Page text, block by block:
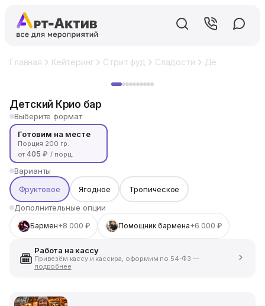
Главная Кейтеринг Стрит фуд Сладости Детский Крио
Детский Крио бар
Выберите формат
Готовим на месте
Порция 200 гр.
от405 ₽ / порц.
Варианты
Фруктовое
Ягодное
Тропическое
Дополнительные опции
Бармен+8 000 ₽ Помощник бармена+6 000 ₽
Работа на кассу
Привезём кассу и кассира, оформим по 54-ФЗ —
подробнее